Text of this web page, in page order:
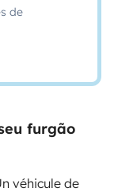
de
furgão
véhicule de